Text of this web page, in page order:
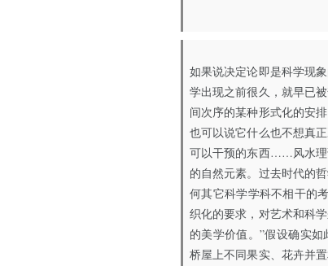
如果说决定论即是科学现
学出现之前很久，就早已
间次序的某种形式化的安
也可以说它什么也不想真
可以干预的东西……风水理
的自然元素。过去时代的
何其它科学学科不相干的
织化的要求，对艺术和科
的美学价值。”假设确实
桥屋上不同果实、花卉并